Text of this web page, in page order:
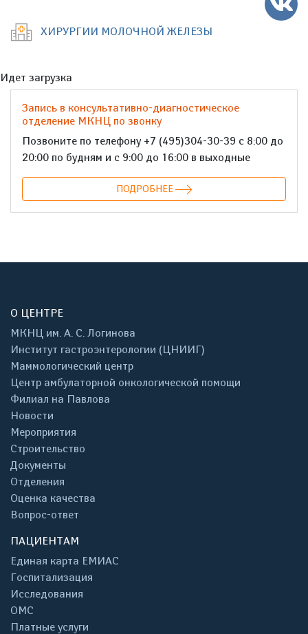
ХИРУРГИИ МОЛОЧНОЙ ЖЕЛЕЗЫ
Идет загрузка
Запись в консультативно-диагностическое
отделение МКНЦ по звонку
Позвоните по телефону +7 (495)304-30-39 с 8:00 до
20:00 по будням и с 9:00 до 16:00 в выходные
ПОДРОБНЕЕ
О ЦЕНТРЕ
МКНЦ им. А. С. Логинова
Институт гастроэнтерологии (ЦНИИГ)
Маммологический центр
Центр амбулаторной онкологической помощи
Филиал на Павлова
Новости
Мероприятия
Строительство
Документы
Отделения
Оценка качества
Вопрос-ответ
ПАЦИЕНТАМ
Единая карта ЕМИАС
Госпитализация
Исследования
ОМС
Платные услуги